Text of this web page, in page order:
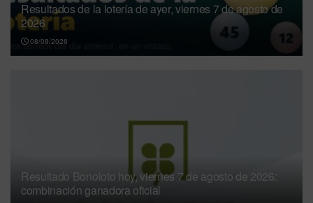
Resultados de la lotería de ayer, viernes 7 de agosto de
2026
08/08/2026
Resultado Bonoloto hoy, viernes 7 de agosto de 2026:
combinación ganadora oficial